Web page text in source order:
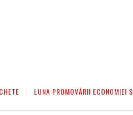
LUNA PROMOVĂRII ECONOMIEI